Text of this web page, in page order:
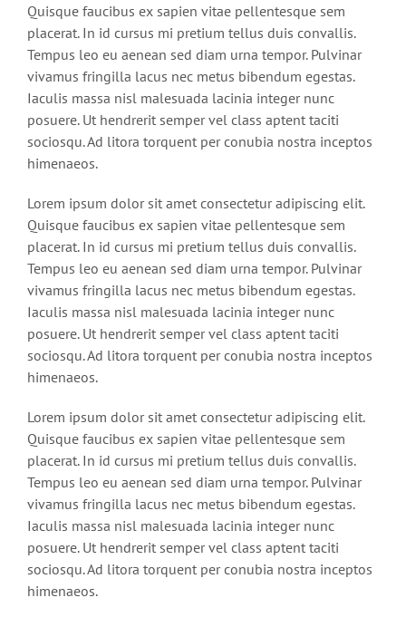
Quisque faucibus ex sapien vitae pellentesque sem
placerat. In id cursus mi pretium tellus duis convallis.
Tempus leo eu aenean sed diam urna tempor. Pulvinar
vivamus fringilla lacus nec metus bibendum egestas.
Iaculis massa nisl malesuada lacinia integer nunc
posuere. Ut hendrerit semper vel class aptent taciti
sociosqu. Ad litora torquent per conubia nostra inceptos
himenaeos.
Lorem ipsum dolor sit amet consectetur adipiscing elit.
Quisque faucibus ex sapien vitae pellentesque sem
placerat. In id cursus mi pretium tellus duis convallis.
Tempus leo eu aenean sed diam urna tempor. Pulvinar
vivamus fringilla lacus nec metus bibendum egestas.
Iaculis massa nisl malesuada lacinia integer nunc
posuere. Ut hendrerit semper vel class aptent taciti
sociosqu. Ad litora torquent per conubia nostra inceptos
himenaeos.
Lorem ipsum dolor sit amet consectetur adipiscing elit.
Quisque faucibus ex sapien vitae pellentesque sem
placerat. In id cursus mi pretium tellus duis convallis.
Tempus leo eu aenean sed diam urna tempor. Pulvinar
vivamus fringilla lacus nec metus bibendum egestas.
Iaculis massa nisl malesuada lacinia integer nunc
posuere. Ut hendrerit semper vel class aptent taciti
sociosqu. Ad litora torquent per conubia nostra inceptos
himenaeos.